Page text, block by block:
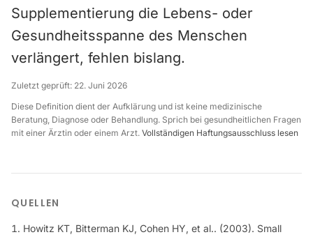
Supplementierung die Lebens- oder
Gesundheitsspanne des Menschen
verlängert, fehlen bislang.
Zuletzt geprüft: 22. Juni 2026
Diese Definition dient der Aufklärung und ist keine medizinische
Beratung, Diagnose oder Behandlung. Sprich bei gesundheitlichen Fragen
mit einer Ärztin oder einem Arzt. Vollständigen Haftungsausschluss lesen
QUELLEN
Howitz KT, Bitterman KJ, Cohen HY, et al.. (2003). Small